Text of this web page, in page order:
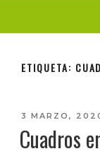
ETIQUETA:
PUBLICADO
3 MARZO,
Cuadros